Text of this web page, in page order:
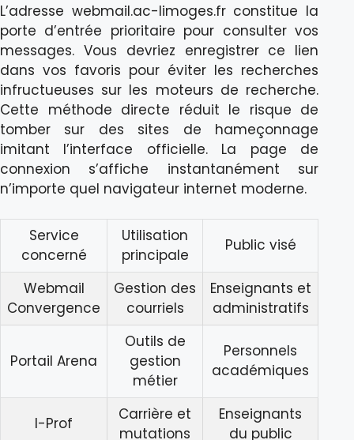
L’adresse webmail.ac-limoges.fr constitue la
porte d’entrée prioritaire pour consulter vos
messages. Vous devriez enregistrer ce lien
dans vos favoris pour éviter les recherches
infructueuses sur les moteurs de recherche.
Cette méthode directe réduit le risque de
tomber sur des sites de hameçonnage
imitant l’interface officielle. La page de
connexion s’affiche instantanément sur
n’importe quel navigateur internet moderne.
Service
concerné
Utilisation
principale
Public visé
Webmail
Convergence
Gestion des
courriels
Enseignants et
administratifs
Portail Arena
Outils de
gestion
métier
Personnels
académiques
I-Prof
Carrière et
mutations
Enseignants
du public